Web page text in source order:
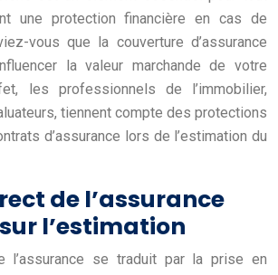
une protection financière en cas de
vous que la couverture d’assurance
la valeur marchande de votre
les professionnels de l’immobilier,
tiennent compte des protections
d’assurance lors de l’estimation du
de l’assurance
l’estimation
l’assurance se traduit par la prise en